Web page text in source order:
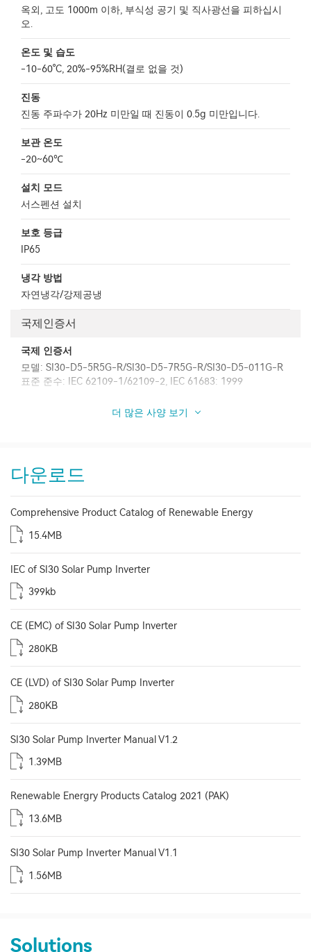
옥외, 고도 1000m 이하, 부식성 공기 및 직사광선을 피하십시
오.
온도 및 습도
-10-60°C, 20%-95%RH(결로 없을 것)
진동
진동 주파수가 20Hz 미만일 때 진동이 0.5g 미만입니다.
보관 온도
-20~60℃
설치 모드
서스펜션 설치
보호 등급
IP65
냉각 방법
자연냉각/강제공냉
국제인증서
국제 인증서
모델: SI30-D5-5R5G-R/SI30-D5-7R5G-R/SI30-D5-011G-R
표준 준수: IEC 62109-1/62109-2, IEC 61683: 1999
더 많은 사양 보기
다운로드
Comprehensive Product Catalog of Renewable Energy
15.4MB
IEC of SI30 Solar Pump Inverter
399kb
CE (EMC) of SI30 Solar Pump Inverter
280KB
CE (LVD) of SI30 Solar Pump Inverter
280KB
SI30 Solar Pump Inverter Manual V1.2
1.39MB
Renewable Energry Products Catalog 2021 (PAK)
13.6MB
SI30 Solar Pump Inverter Manual V1.1
1.56MB
Solutions